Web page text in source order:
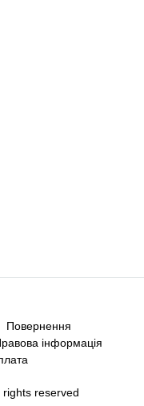
reserved
Повернення
інформація